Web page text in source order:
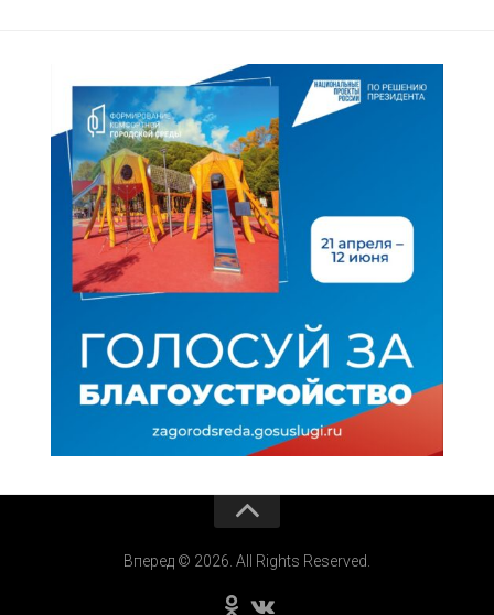
Вперед © 2026. All Rights Reserved.